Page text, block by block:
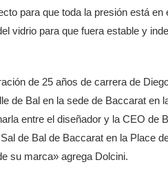
para que toda la presión está
vidrio para que fuera estable y
de 25 años de carrera de
de Bal en la sede de Baccarat
entre el diseñador y la CEO de
de Bal de Baccarat en la Place
su marca» agrega Dolcini.